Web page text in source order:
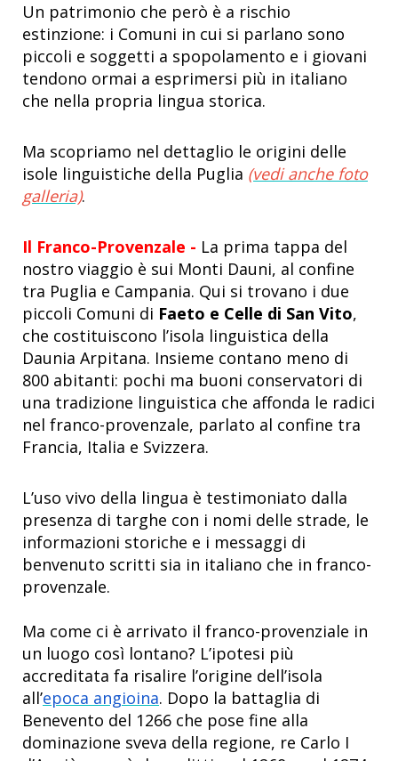
Un patrimonio che però è a rischio
estinzione: i Comuni in cui si parlano sono
piccoli e soggetti a spopolamento e i giovani
tendono ormai a esprimersi più in italiano
che nella propria lingua storica.
Ma scopriamo nel dettaglio le origini delle
isole linguistiche della Puglia (vedi anche foto
galleria).
Il Franco-Provenzale - La prima tappa del
nostro viaggio è sui Monti Dauni, al confine
tra Puglia e Campania. Qui si trovano i due
piccoli Comuni di Faeto e Celle di San Vito,
che costituiscono l’isola linguistica della
Daunia Arpitana. Insieme contano meno di
800 abitanti: pochi ma buoni conservatori di
una tradizione linguistica che affonda le radici
nel franco-provenzale, parlato al confine tra
Francia, Italia e Svizzera.
L’uso vivo della lingua è testimoniato dalla
presenza di targhe con i nomi delle strade, le
informazioni storiche e i messaggi di
benvenuto scritti sia in italiano che in franco-
provenzale.
Ma come ci è arrivato il franco-provenziale in
un luogo così lontano? L’ipotesi più
accreditata fa risalire l’origine dell’isola
all’epoca angioina. Dopo la battaglia di
Benevento del 1266 che pose fine alla
dominazione sveva della regione, re Carlo I